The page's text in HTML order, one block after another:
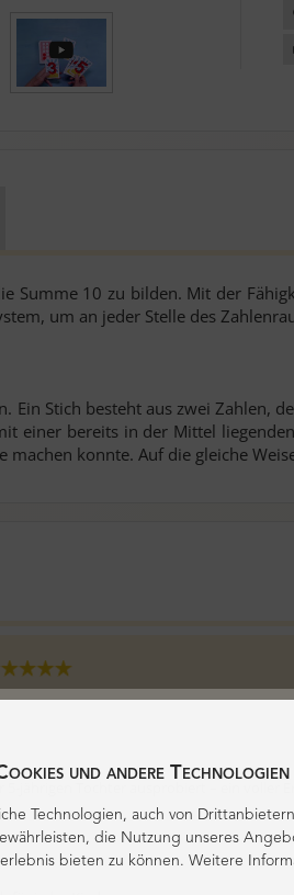
Summe 10 zu bilden. Mit der
um an jeder Stelle des
Ein Stich besteht aus zwei
einer bereits in der Mittel
konnte. Auf die gleiche
Tochter ausprobiert – ein voller
und andere Technologien
Technologien, auch von
die Nutzung unseres
bieten zu können. Weitere